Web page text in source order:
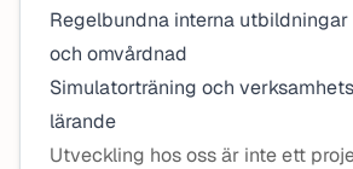
Regelbundna interna
och omvårdnad
Simulatorträning och
lärande
Utveckling hos oss är inte ett